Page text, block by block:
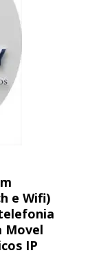
e Wifi)
Movel
IP